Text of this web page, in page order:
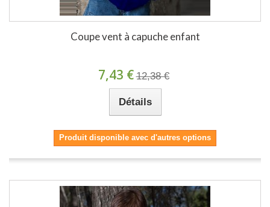
Coupe vent à capuche enfant
7,43 € 12,38 €
Détails
Produit disponible avec d'autres options